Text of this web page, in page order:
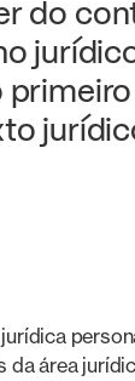
do
da área